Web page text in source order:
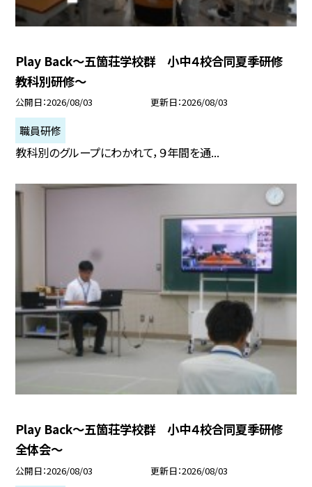
Play Back～五箇荘学校群 小中４校合同夏季研修
教科別研修～
公開日 2026/08/03 更新日 2026/08/03
職員研修
教科別のグループにわかれて，９年間を通...
Play Back～五箇荘学校群 小中４校合同夏季研修
全体会～
公開日 2026/08/03 更新日 2026/08/03